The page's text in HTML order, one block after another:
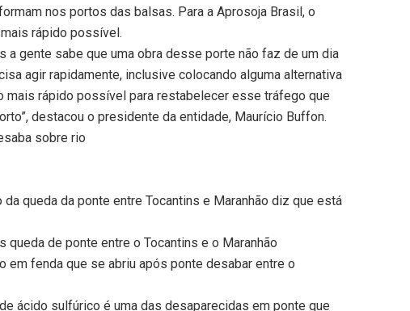
nos portos das balsas. Para a Aprosoja Brasil, o
rápido possível.
a gente sabe que uma obra desse porte não faz de um dia
agir rapidamente, inclusive colocando alguma alternativa
mais rápido possível para restabelecer esse tráfego que
destacou o presidente da entidade, Maurício Buffon.
sobre rio
queda da ponte entre Tocantins e Maranhão diz que está
de ponte entre o Tocantins e o Maranhão
em fenda que se abriu após ponte desabar entre o
ácido sulfúrico é uma das desaparecidas em ponte que